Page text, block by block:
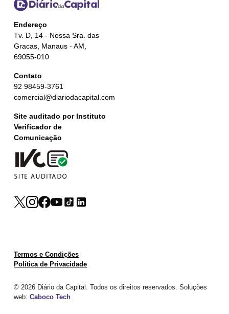
Endereço
Tv. D, 14 - Nossa Sra. das
Gracas, Manaus - AM,
69055-010
Contato
92 98459-3761
comercial@diariodacapital.com
Site auditado por Instituto
Verificador de
Comunicação
© 2026 Diário da Capital. Todos os direitos reservados. Soluções
web: Caboco Tech
Termos e Condições
Política de Privacidade